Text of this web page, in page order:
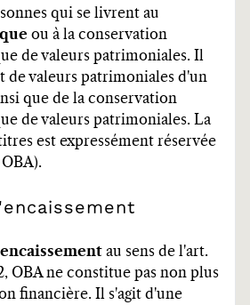
qui se livrent au
ou à la conservation
de valeurs patrimoniales. Il
de valeurs patrimoniales d'un
que de la conservation
de valeurs patrimoniales. La
est expressément réservée
au sens de l'art.
OBA ne constitue pas non plus
financière. Il s'agit d'une